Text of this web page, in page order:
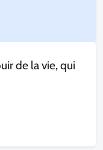
de la vie, qui